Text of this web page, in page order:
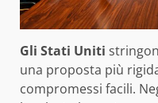
Gli Stati Uniti
una proposta più
compromessi facili.